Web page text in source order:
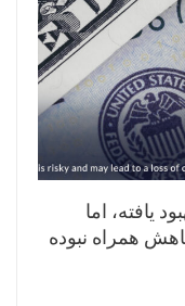
یافته، اما
همراه نبوده